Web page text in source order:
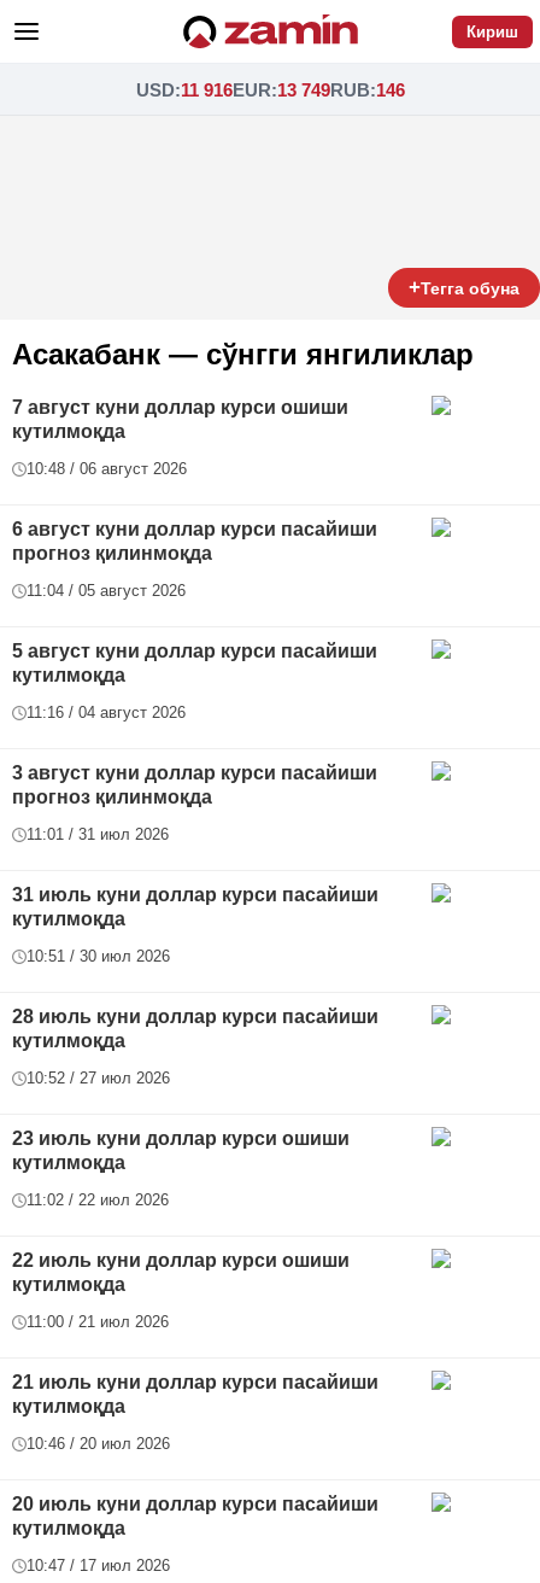
Кириш
USD:11 916EUR:13 749RUB:146
+Тегга обуна
Асакабанк — сўнгги янгиликлар
7 август куни доллар курси ошиши
кутилмоқда
10:48 / 06 август 2026
6 август куни доллар курси пасайиши
прогноз қилинмоқда
11:04 / 05 август 2026
5 август куни доллар курси пасайиши
кутилмоқда
11:16 / 04 август 2026
3 август куни доллар курси пасайиши
прогноз қилинмоқда
11:01 / 31 июл 2026
31 июль куни доллар курси пасайиши
кутилмоқда
10:51 / 30 июл 2026
28 июль куни доллар курси пасайиши
кутилмоқда
10:52 / 27 июл 2026
23 июль куни доллар курси ошиши
кутилмоқда
11:02 / 22 июл 2026
22 июль куни доллар курси ошиши
кутилмоқда
11:00 / 21 июл 2026
21 июль куни доллар курси пасайиши
кутилмоқда
10:46 / 20 июл 2026
20 июль куни доллар курси пасайиши
кутилмоқда
10:47 / 17 июл 2026